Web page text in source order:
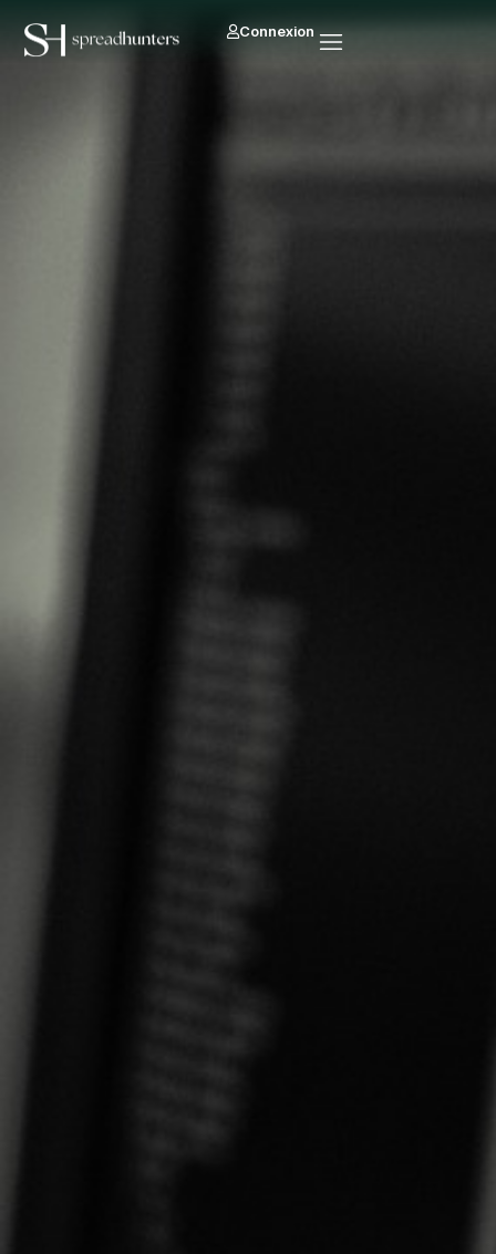
Connexion